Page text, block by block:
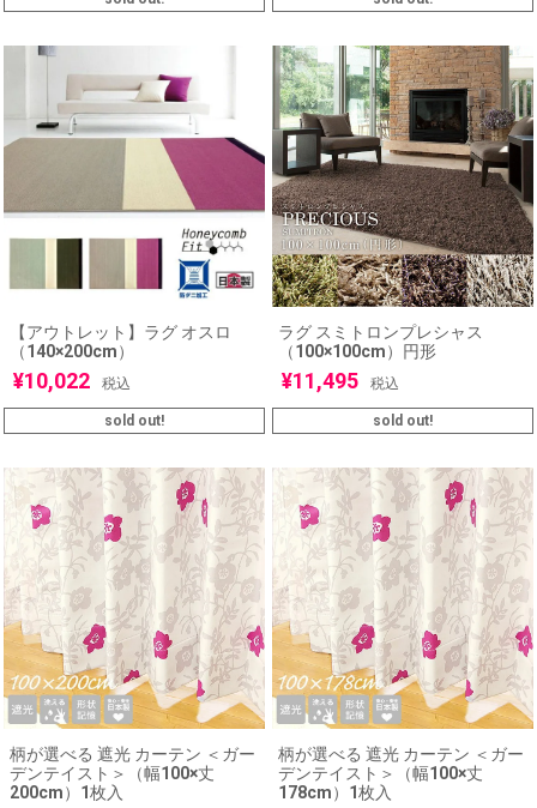
【アウトレット】ラグ オスロ
（140×200cm）
¥10,022 税込
sold out!
ラグ スミトロンプレシャス
（100×100cm）円形
¥11,495 税込
sold out!
柄が選べる 遮光 カーテン ＜ガー
デンテイスト＞（幅100×丈
200cm）1枚入
柄が選べる 遮光 カーテン ＜ガー
デンテイスト＞（幅100×丈
178cm）1枚入